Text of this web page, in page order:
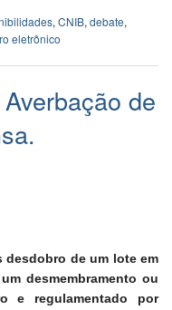
, CNIB, debate,
eletrônico
de
desdobro de um lote em
desmembramento ou
e regulamentado por